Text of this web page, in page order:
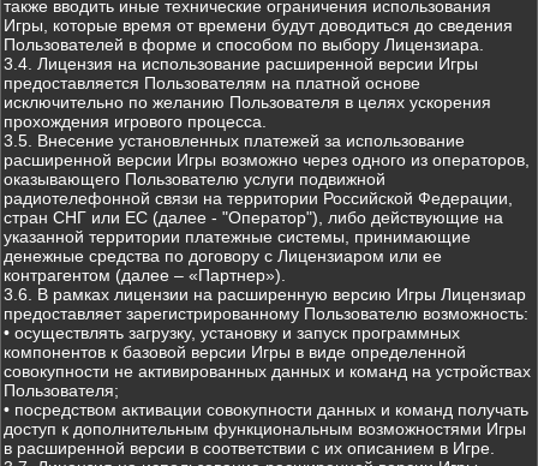
также вводить иные технические ограничения использования
Игры, которые время от времени будут доводиться до сведения
Пользователей в форме и способом по выбору Лицензиара.
3.4. Лицензия на использование расширенной версии Игры
предоставляется Пользователям на платной основе
исключительно по желанию Пользователя в целях ускорения
прохождения игрового процесса.
3.5. Внесение установленных платежей за использование
расширенной версии Игры возможно через одного из операторов,
оказывающего Пользователю услуги подвижной
радиотелефонной связи на территории Российской Федерации,
стран СНГ или ЕС (далее - "Оператор"), либо действующие на
указанной территории платежные системы, принимающие
денежные средства по договору с Лицензиаром или ее
контрагентом (далее – «Партнер»).
3.6. В рамках лицензии на расширенную версию Игры Лицензиар
предоставляет зарегистрированному Пользователю возможность:
• осуществлять загрузку, установку и запуск программных
компонентов к базовой версии Игры в виде определенной
совокупности не активированных данных и команд на устройствах
Пользователя;
• посредством активации совокупности данных и команд получать
доступ к дополнительным функциональным возможностями Игры
в расширенной версии в соответствии с их описанием в Игре.